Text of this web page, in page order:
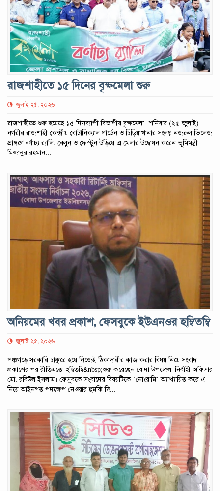
রাজশাহীতে ১৫ দিনের বৃক্ষমেলা শুরু
জুলাই ২৫, ২০২৬
রাজশাহীতে শুরু হয়েছে ১৫ দিনব্যাপী বিভাগীয় বৃক্ষমেলা। শনিবার (২৫ জুলাই)
নগরীর রাজশাহী কেন্দ্রীয় বোটানিক্যাল গার্ডেন ও চিড়িয়াখানার সংলগ্ন নজরুল ভিলেজ
প্রাঙ্গণে বর্ণাঢ্য র‌্যালি, বেলুন ও ফেস্টুন উড়িয়ে এ মেলার উদ্বোধন করেন ভূমিমন্ত্রী
মিজানুর রহমান...
অনিয়মের খবর প্রকাশ, ফেসবুকে ইউএনওর হম্বিতম্বি
জুলাই ২৫, ২০২৬
পঞ্চগড়ে সরকারি চাকুরে হয়ে নিজেই ঠিকাদারীর কাজ করার বিষয় নিয়ে সংবাদ
প্রকাশের পর রীতিমতো হম্বিতম্বি&nbsp;শুরু করেছেন বোদা উপজেলা নির্বাহী অফিসার
মো. রবিউল ইসলাম। ফেসুবকে সংবাদের বিষয়টিকে ‘নোংরামি’ অ্যাখ্যায়িত করে এ
নিয়ে আইনগত পদক্ষেপ নেওয়ার হুমকি দি...